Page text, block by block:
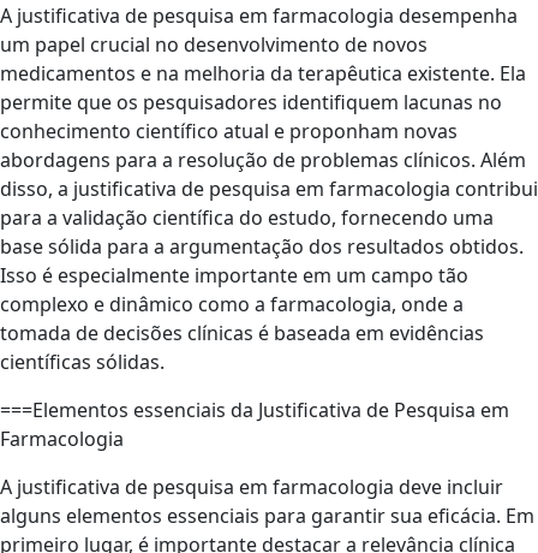
A justificativa de pesquisa em farmacologia desempenha
um papel crucial no desenvolvimento de novos
medicamentos e na melhoria da terapêutica existente. Ela
permite que os pesquisadores identifiquem lacunas no
conhecimento científico atual e proponham novas
abordagens para a resolução de problemas clínicos. Além
disso, a justificativa de pesquisa em farmacologia contribui
para a validação científica do estudo, fornecendo uma
base sólida para a argumentação dos resultados obtidos.
Isso é especialmente importante em um campo tão
complexo e dinâmico como a farmacologia, onde a
tomada de decisões clínicas é baseada em evidências
científicas sólidas.
===Elementos essenciais da Justificativa de Pesquisa em
Farmacologia
A justificativa de pesquisa em farmacologia deve incluir
alguns elementos essenciais para garantir sua eficácia. Em
primeiro lugar, é importante destacar a relevância clínica